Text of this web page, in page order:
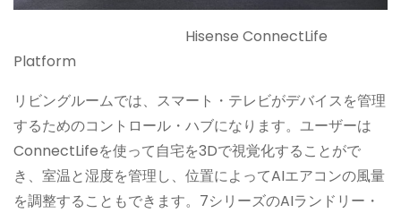
Hisense ConnectLife
Platform
リビングルームでは、スマート・テレビがデバイスを管理
するためのコントロール・ハブになります。ユーザーは
ConnectLifeを使って自宅を3Dで視覚化することがで
き、室温と湿度を管理し、位置によってAIエアコンの風量
を調整することもできます。7シリーズのAIランドリー・